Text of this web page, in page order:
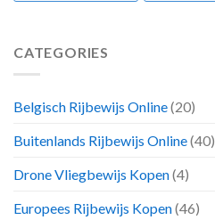
CATEGORIES
Belgisch Rijbewijs Online(20)
Buitenlands Rijbewijs Online(40)
Drone Vliegbewijs Kopen(4)
Europees Rijbewijs Kopen(46)